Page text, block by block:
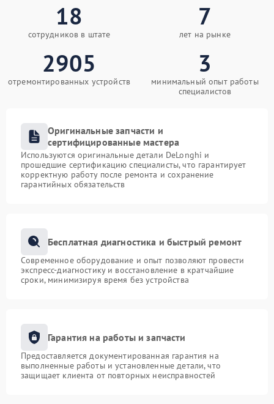
18
сотрудников в штате
7
лет на рынке
2905
отремонтированных устройств
3
минимальный опыт работы
специалистов
Оригинальные запчасти и
сертифицированные мастера
Используются оригинальные детали DeLonghi и
прошедшие сертификацию специалисты, что гарантирует
корректную работу после ремонта и сохранение
гарантийных обязательств
Бесплатная диагностика и быстрый ремонт
Современное оборудование и опыт позволяют провести
экспресс-диагностику и восстановление в кратчайшие
сроки, минимизируя время без устройства
Гарантия на работы и запчасти
Предоставляется документированная гарантия на
выполненные работы и установленные детали, что
защищает клиента от повторных неисправностей